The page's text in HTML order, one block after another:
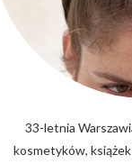
33-letnia
kosmetyków,